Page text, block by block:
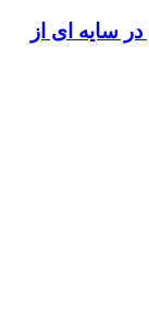
سایه ای از